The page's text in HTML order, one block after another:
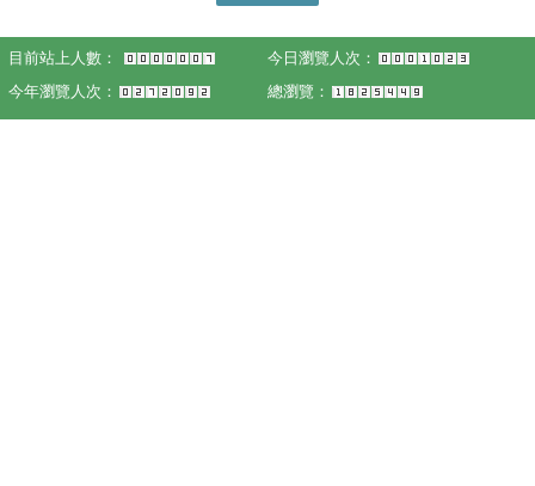
目前站上人數：
今日瀏覽人次：
今年瀏覽人次：
總瀏覽：